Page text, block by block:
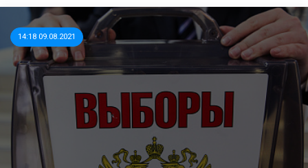
14:18 09.08.2021